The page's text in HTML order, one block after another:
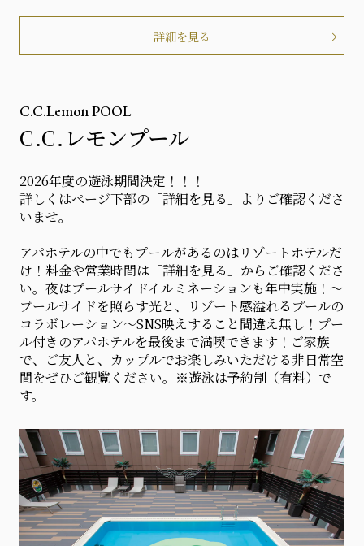
詳細を見る
C.C.Lemon POOL
C.C.レモンプール
2026年度の遊泳期間決定！！！
詳しくはページ下部の「詳細を見る」よりご確認くださ
いませ。
アパホテルの中でもプールがあるのはリゾートホテルだ
け！料金や営業時間は「詳細を見る」からご確認くださ
い。夜はプールサイドイルミネーションも年中実施！～
プールサイドを照らす光と、リゾート感溢れるプールの
コラボレーション～SNS映えすること間違え無し！プー
ル付きのアパホテルを最後まで満喫できます！ご家族
で、ご友人と、カップルでお楽しみいただける非日常空
間をぜひご観覧ください。※遊泳は予約制（有料）で
す。